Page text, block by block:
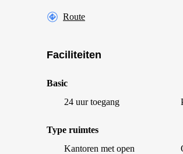
Route
Faciliteiten
Basic
24 uur toegang
Type ruimtes
Kantoren met open